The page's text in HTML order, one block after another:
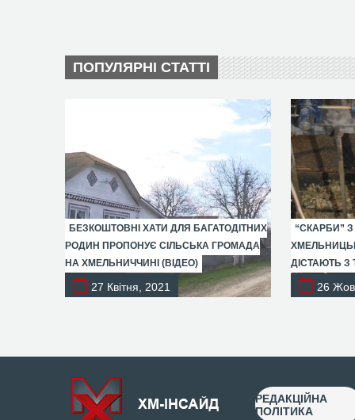
ПОПУЛЯРНІ СТАТТІ
БЕЗКОШТОВНІ ХАТИ ДЛЯ БАГАТОДІТНИХ
РОДИН ПРОПОНУЄ СІЛЬСЬКА ГРОМАДА
НА ХМЕЛЬНИЧЧИНІ (ВІДЕО)
27 Квітня, 2021
“СКАРБИ” З
ДІСТАЮТЬ З
26
РЕДАКЦІЙНА
ПОЛІТИКА